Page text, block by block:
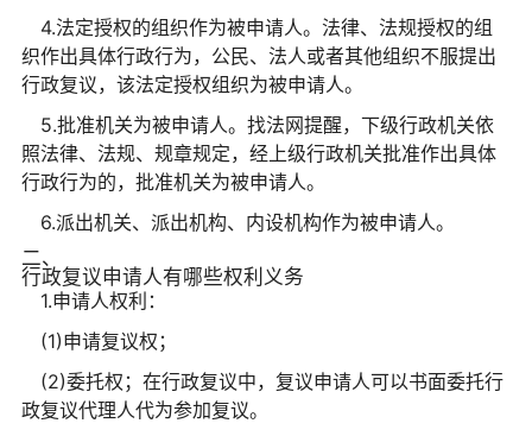
4.法定授权的组织作为被申请人。法律、法规授权的组
织作出具体行政行为，公民、法人或者其他组织不服提出
行政复议，该法定授权组织为被申请人。
5.批准机关为被申请人。找法网提醒，下级行政机关依
照法律、法规、规章规定，经上级行政机关批准作出具体
行政行为的，批准机关为被申请人。
6.派出机关、派出机构、内设机构作为被申请人。
二、
行政复议申请人有哪些权利义务
1.申请人权利：
(1)申请复议权；
(2)委托权；在行政复议中，复议申请人可以书面委托行
政复议代理人代为参加复议。